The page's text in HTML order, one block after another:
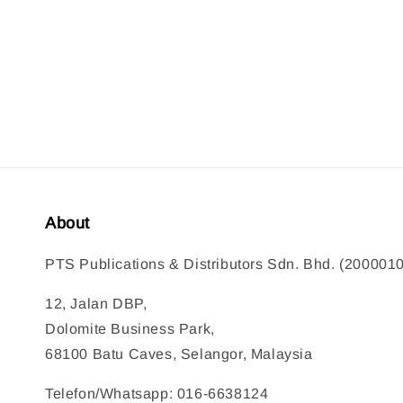
About
PTS Publications & Distributors Sdn. Bhd.
12, Jalan DBP,
Dolomite Business Park,
68100 Batu Caves, Selangor, Malaysia
Telefon/Whatsapp: 016-6638124